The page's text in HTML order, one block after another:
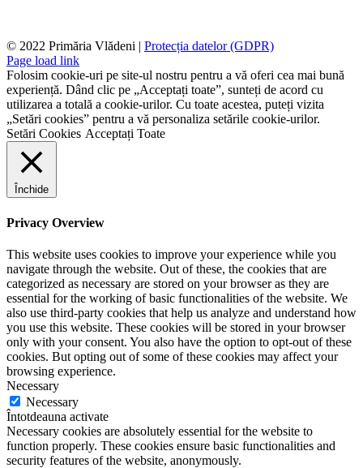
© 2022 Primăria Vlădeni | Protecția datelor (GDPR)
Page load link
Folosim cookie-uri pe site-ul nostru pentru a vă oferi cea mai bună
experiență. Dând clic pe „Acceptați toate”, sunteți de acord cu
utilizarea a totală a cookie-urilor. Cu toate acestea, puteți vizita
„Setări cookies” pentru a vă personaliza setările cookie-urilor.
Setări Cookies Acceptați Toate
Închide
Privacy Overview
This website uses cookies to improve your experience while you
navigate through the website. Out of these, the cookies that are
categorized as necessary are stored on your browser as they are
essential for the working of basic functionalities of the website. We
also use third-party cookies that help us analyze and understand how
you use this website. These cookies will be stored in your browser
only with your consent. You also have the option to opt-out of these
cookies. But opting out of some of these cookies may affect your
browsing experience.
Necessary
Necessary
Întotdeauna activate
Necessary cookies are absolutely essential for the website to
function properly. These cookies ensure basic functionalities and
security features of the website, anonymously.